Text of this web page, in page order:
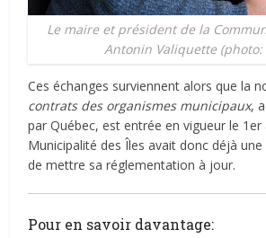
Le maire et président de la
Antonin Valiquette (photo:
Ces échanges surviennent alors que la
contrats des organismes municipaux,
par Québec, est entrée en vigueur le 1er
Municipalité des Îles avait donc déjà
de mettre sa réglementation à jour.
Pour en savoir davantage: